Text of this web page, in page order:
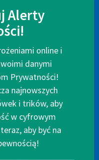
Alerty
online i
danymi
Prywatności!
najnowszych
i trików, aby
w cyfrowym
aby być na